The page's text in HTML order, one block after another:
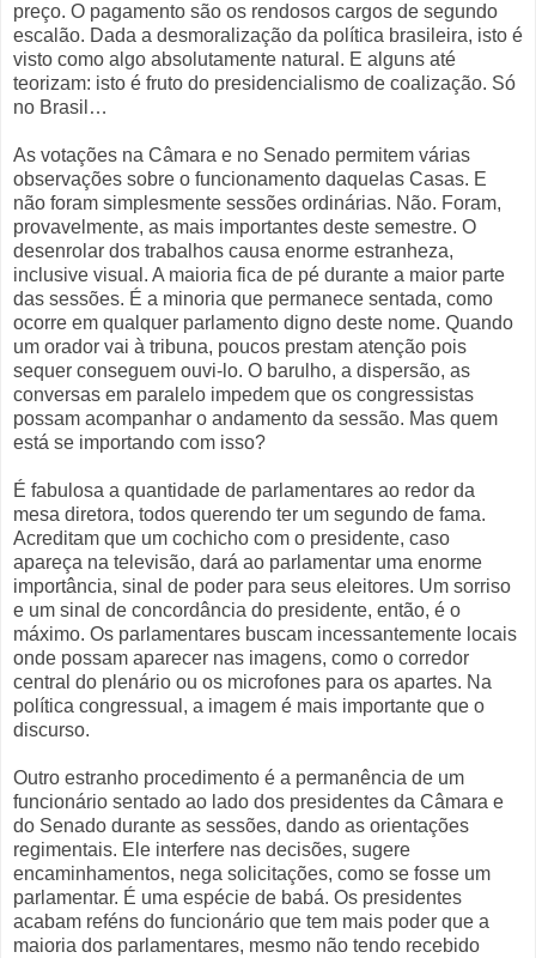
preço. O pagamento são os rendosos cargos de segundo
escalão. Dada a desmoralização da política brasileira, isto é
visto como algo absolutamente natural. E alguns até
teorizam: isto é fruto do presidencialismo de coalização. Só
no Brasil…
As votações na Câmara e no Senado permitem várias
observações sobre o funcionamento daquelas Casas. E
não foram simplesmente sessões ordinárias. Não. Foram,
provavelmente, as mais importantes deste semestre. O
desenrolar dos trabalhos causa enorme estranheza,
inclusive visual. A maioria fica de pé durante a maior parte
das sessões. É a minoria que permanece sentada, como
ocorre em qualquer parlamento digno deste nome. Quando
um orador vai à tribuna, poucos prestam atenção pois
sequer conseguem ouvi-lo. O barulho, a dispersão, as
conversas em paralelo impedem que os congressistas
possam acompanhar o andamento da sessão. Mas quem
está se importando com isso?
É fabulosa a quantidade de parlamentares ao redor da
mesa diretora, todos querendo ter um segundo de fama.
Acreditam que um cochicho com o presidente, caso
apareça na televisão, dará ao parlamentar uma enorme
importância, sinal de poder para seus eleitores. Um sorriso
e um sinal de concordância do presidente, então, é o
máximo. Os parlamentares buscam incessantemente locais
onde possam aparecer nas imagens, como o corredor
central do plenário ou os microfones para os apartes. Na
política congressual, a imagem é mais importante que o
discurso.
Outro estranho procedimento é a permanência de um
funcionário sentado ao lado dos presidentes da Câmara e
do Senado durante as sessões, dando as orientações
regimentais. Ele interfere nas decisões, sugere
encaminhamentos, nega solicitações, como se fosse um
parlamentar. É uma espécie de babá. Os presidentes
acabam reféns do funcionário que tem mais poder que a
maioria dos parlamentares, mesmo não tendo recebido